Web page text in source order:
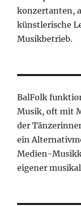
konzertanten,
künstlerische
Musikbetrieb.
BalFolk
Musik, oft mit
der
ein
Medien-
eigener